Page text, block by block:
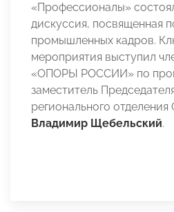
«Профессионалы»
дискуссия, посвященная
промышленных кадров.
мероприятия выступил
«ОПОРЫ РОССИИ» по
заместитель
регионального отделения
Владимир Щебельский.